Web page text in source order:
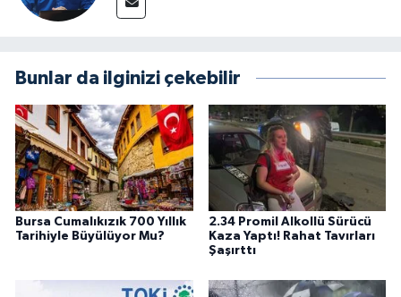
Bunlar da ilginizi çekebilir
Bursa Cumalıkızık 700 Yıllık
Tarihiyle Büyülüyor Mu?
2.34 Promil Alkollü Sürücü
Kaza Yaptı! Rahat Tavırları
Şaşırttı